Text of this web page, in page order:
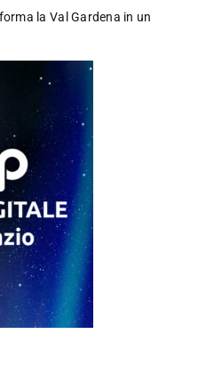
la Val Gardena in un